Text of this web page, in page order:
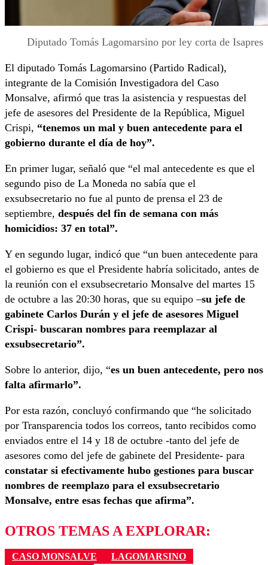
Diputado Tomás Lagomarsino por ley corta de Isapres
El diputado Tomás Lagomarsino (Partido Radical),
integrante de la Comisión Investigadora del Caso
Monsalve, afirmó que tras la asistencia y respuestas del
jefe de asesores del Presidente de la República, Miguel
Crispi, “tenemos un mal y buen antecedente para el
gobierno durante el día de hoy”.
En primer lugar, señaló que “el mal antecedente es que el
segundo piso de La Moneda no sabía que el
exsubsecretario no fue al punto de prensa el 23 de
septiembre, después del fin de semana con más
homicidios: 37 en total”.
Y en segundo lugar, indicó que “un buen antecedente para
el gobierno es que el Presidente habría solicitado, antes de
la reunión con el exsubsecretario Monsalve del martes 15
de octubre a las 20:30 horas, que su equipo –su jefe de
gabinete Carlos Durán y el jefe de asesores Miguel
Crispi- buscaran nombres para reemplazar al
exsubsecretario”.
Sobre lo anterior, dijo, “es un buen antecedente, pero nos
falta afirmarlo”.
Por esta razón, concluyó confirmando que “he solicitado
por Transparencia todos los correos, tanto recibidos como
enviados entre el 14 y 18 de octubre -tanto del jefe de
asesores como del jefe de gabinete del Presidente- para
constatar si efectivamente hubo gestiones para buscar
nombres de reemplazo para el exsubsecretario
Monsalve, entre esas fechas que afirma”.
OTROS TEMAS A EXPLORAR:
CASO MONSALVE
LAGOMARSINO